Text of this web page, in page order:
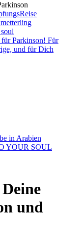
Parkinson! Für
und für Dich
in Arabien
YOUR SOUL
und